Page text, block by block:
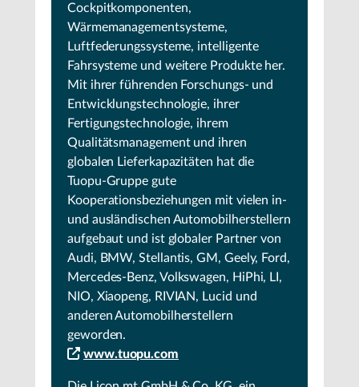
Cockpitkomponenten,
Wärmemanagementsysteme,
Luftfederungssysteme, intelligente
Fahrsysteme und weitere Produkte her.
Mit ihrer führenden Forschungs- und
Entwicklungstechnologie, ihrer
Fertigungstechnologie, ihrem
Qualitätsmanagement und ihren
globalen Lieferkapazitäten hat die
Tuopu-Gruppe gute
Kooperationsbeziehungen mit vielen in-
und ausländischen Automobilherstellern
aufgebaut und ist globaler Partner von
Audi, BMW, Stellantis, GM, Geely, Ford,
Mercedes-Benz, Volkswagen, HiPhi, LI,
NIO, Xiaopeng, RIVIAN, Lucid und
anderen Automobilherstellern
geworden.
www.tuopu.com